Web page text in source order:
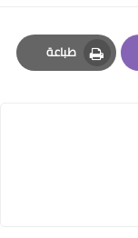
طباعة
Print